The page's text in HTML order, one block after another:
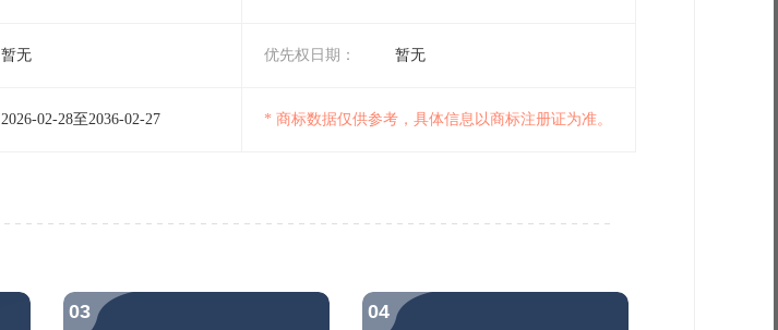
暂无 优先权日期： 暂无
2026-02-28至2036-02-27 * 商标数据仅供参考，具体信息以商标注册证为准。